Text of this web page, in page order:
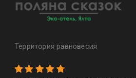
Территория равновесия